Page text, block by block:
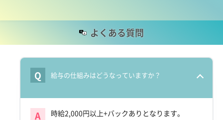
よくある質問
Q 給与の仕組みはどうなっていますか？
A
時給2,000円以上+バックありとなります。